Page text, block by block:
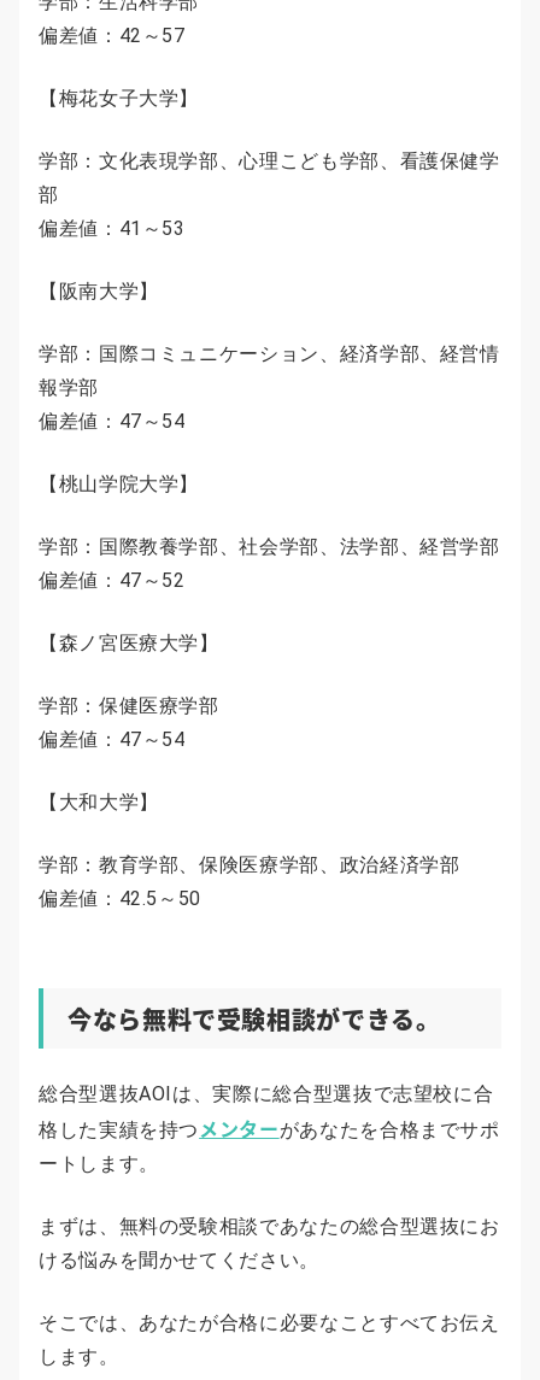
偏差値：42～57
【梅花女子大学】
学部：文化表現学部、心理こども学部、看護保健学
部
偏差値：41～53
【阪南大学】
学部：国際コミュニケーション、経済学部、経営情
報学部
偏差値：47～54
【桃山学院大学】
学部：国際教養学部、社会学部、法学部、経営学部
偏差値：47～52
【森ノ宮医療大学】
学部：保健医療学部
偏差値：47～54
【大和大学】
学部：教育学部、保険医療学部、政治経済学部
偏差値：42.5～50
今なら無料で受験相談ができる。
総合型選抜AOIは、実際に総合型選抜で志望校に合
格した実績を持つメンターがあなたを合格までサポ
ートします。
まずは、無料の受験相談であなたの総合型選抜にお
ける悩みを聞かせてください。
そこでは、あなたが合格に必要なことすべてお伝え
します。